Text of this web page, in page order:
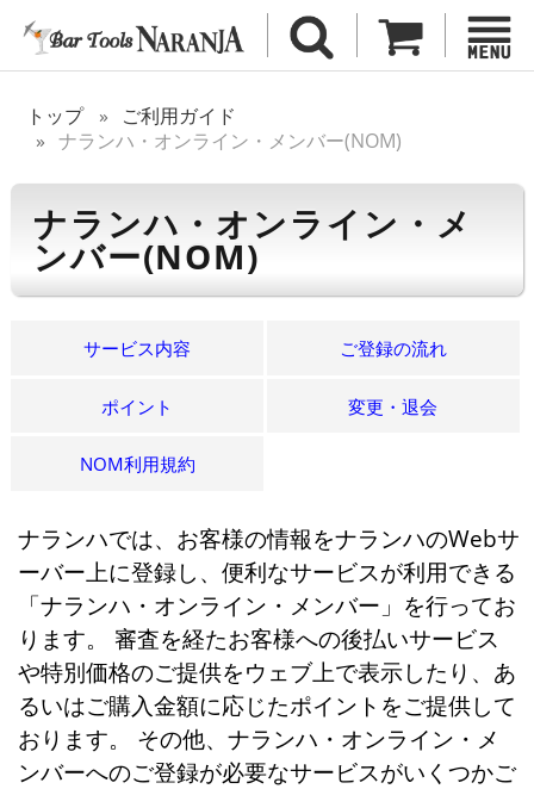
トップ
ご利用ガイド
ナランハ・オンライン・メンバー(NOM)
ナランハ・オンライン・メ
ンバー(NOM)
サービス内容 ご登録の流れ
ポイント 変更・退会
NOM利用規約
ナランハでは、お客様の情報をナランハのWebサ
ーバー上に登録し、便利なサービスが利用できる
「ナランハ・オンライン・メンバー」を行ってお
ります。 審査を経たお客様への後払いサービス
や特別価格のご提供をウェブ上で表示したり、あ
るいはご購入金額に応じたポイントをご提供して
おります。 その他、ナランハ・オンライン・メ
ンバーへのご登録が必要なサービスがいくつかご